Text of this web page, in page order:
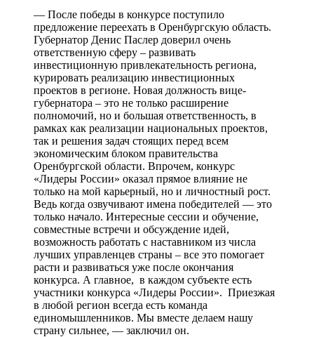
— После победы в конкурсе поступило
предложение переехать в Оренбургскую область.
Губернатор Денис Паслер доверил очень
ответственную сферу – развивать
инвестиционную привлекательность региона,
курировать реализацию инвестиционных
проектов в регионе. Новая должность вице-
губернатора – это не только расширение
полномочий, но и большая ответственность, в
рамках как реализации национальных проектов,
так и решения задач стоящих перед всем
экономическим блоком правительства
Оренбургской области. Впрочем, конкурс
«Лидеры России» оказал прямое влияние не
только на мой карьерный, но и личностный рост.
Ведь когда озвучивают имена победителей — это
только начало. Интересные сессии и обучение,
совместные встречи и обсуждение идей,
возможность работать с наставником из числа
лучших управленцев страны – все это помогает
расти и развиваться уже после окончания
конкурса. А главное, в каждом субъекте есть
участники конкурса «Лидеры России». Приезжая
в любой регион всегда есть команда
единомышленников. Мы вместе делаем нашу
страну сильнее, — заключил он.